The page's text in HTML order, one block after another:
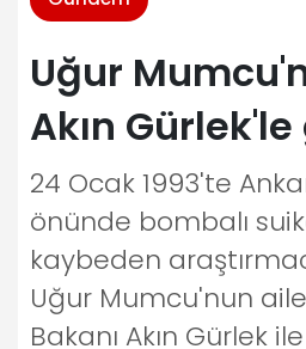
Uğur
Akın
24 Ocak 1993'te
önünde bombalı
kaybeden
Uğur Mumcu'nun
Bakanı Akın Gürlek